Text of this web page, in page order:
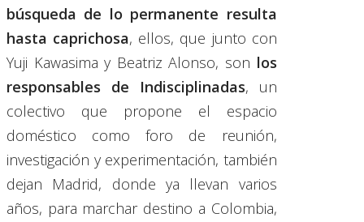
búsqueda de lo permanente resulta
hasta caprichosa, ellos, que junto con
Yuji Kawasima y Beatriz Alonso, son los
responsables de Indisciplinadas, un
colectivo que propone el espacio
doméstico como foro de reunión,
investigación y experimentación, también
dejan Madrid, donde ya llevan varios
años, para marchar destino a Colombia,